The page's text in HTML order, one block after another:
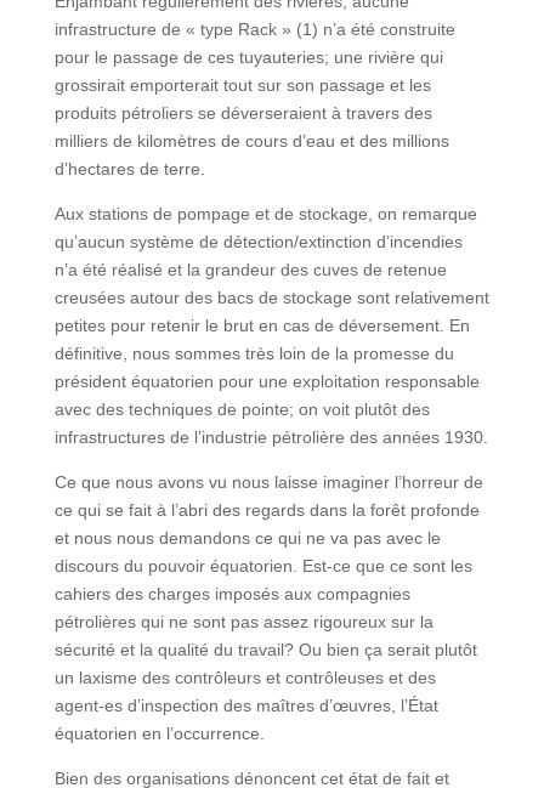
infrastructure de « type Rack » (1) n’a été construite
pour le passage de ces tuyauteries; une rivière qui
grossirait emporterait tout sur son passage et les
produits pétroliers se déverseraient à travers des
milliers de kilomètres de cours d’eau et des millions
d’hectares de terre.
Aux stations de pompage et de stockage, on remarque
qu’aucun système de détection/extinction d’incendies
n’a été réalisé et la grandeur des cuves de retenue
creusées autour des bacs de stockage sont relativement
petites pour retenir le brut en cas de déversement. En
définitive, nous sommes très loin de la promesse du
président équatorien pour une exploitation responsable
avec des techniques de pointe; on voit plutôt des
infrastructures de l’industrie pétrolière des années 1930.
Ce que nous avons vu nous laisse imaginer l’horreur de
ce qui se fait à l’abri des regards dans la forêt profonde
et nous nous demandons ce qui ne va pas avec le
discours du pouvoir équatorien. Est-ce que ce sont les
cahiers des charges imposés aux compagnies
pétrolières qui ne sont pas assez rigoureux sur la
sécurité et la qualité du travail? Ou bien ça serait plutôt
un laxisme des contrôleurs et contrôleuses et des
agent-es d’inspection des maîtres d’œuvres, l’État
équatorien en l’occurrence.
Bien des organisations dénoncent cet état de fait et